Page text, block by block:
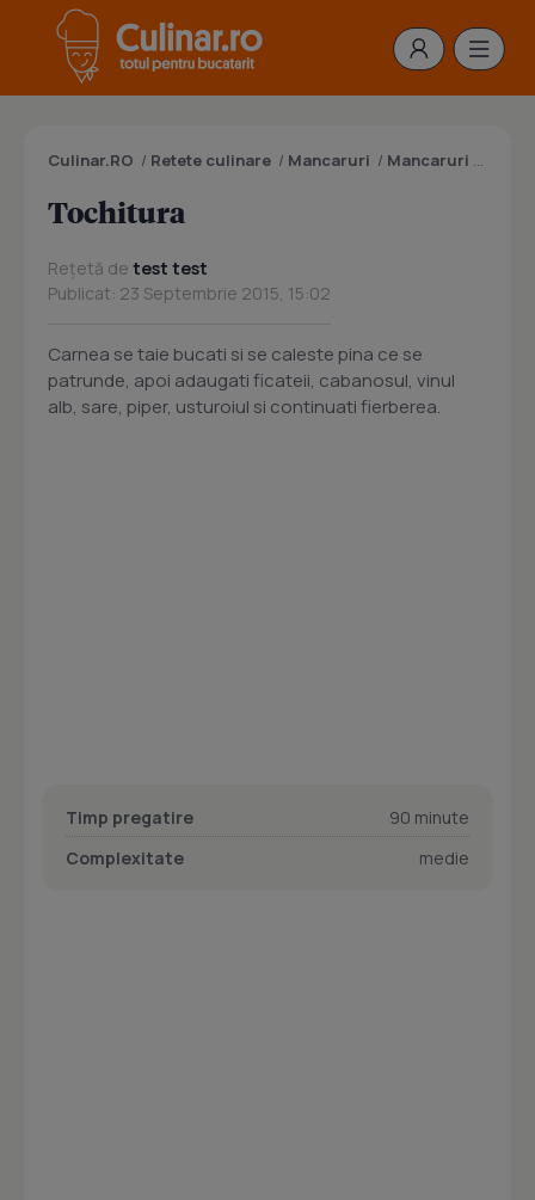
Culinar.RO / Retete culinare / Mancaruri / Mancaruri cu carne
Tochitura
Rețetă de test test
Publicat: 23 Septembrie 2015, 15:02
Carnea se taie bucati si se caleste pina ce se
patrunde, apoi adaugati ficateii, cabanosul, vinul
alb, sare, piper, usturoiul si continuati fierberea.
Timp pregatire
90 minute
Complexitate
medie